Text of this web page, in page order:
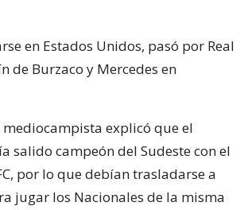
en Estados Unidos, pasó por Real
de Burzaco y Mercedes en
explicó que el
salido campeón del Sudeste con el
por lo que debían trasladarse a
jugar los Nacionales de la misma